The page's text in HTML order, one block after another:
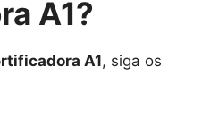
A1?
A1, siga os